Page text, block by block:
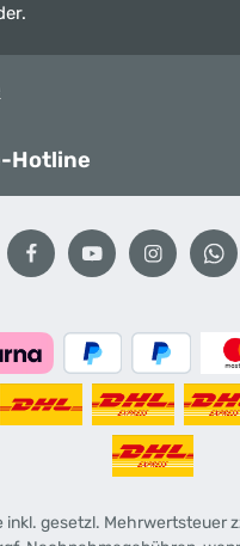
Hotline
inkl. gesetzl. Mehrwertsteuer